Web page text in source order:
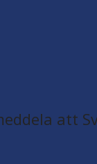
att